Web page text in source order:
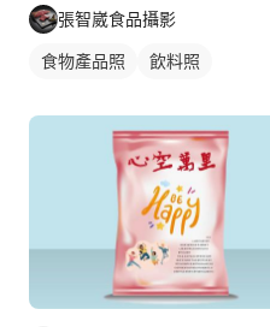
張智崴食品攝影
食物產品照 飲料照